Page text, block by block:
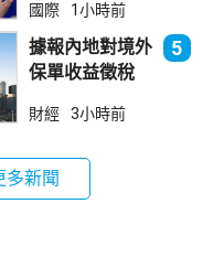
持恩芬天奴
國際 1小時前
據報內地對境外
保單收益徵稅
倫敦股價急跌
5
財經 3小時前
多新聞